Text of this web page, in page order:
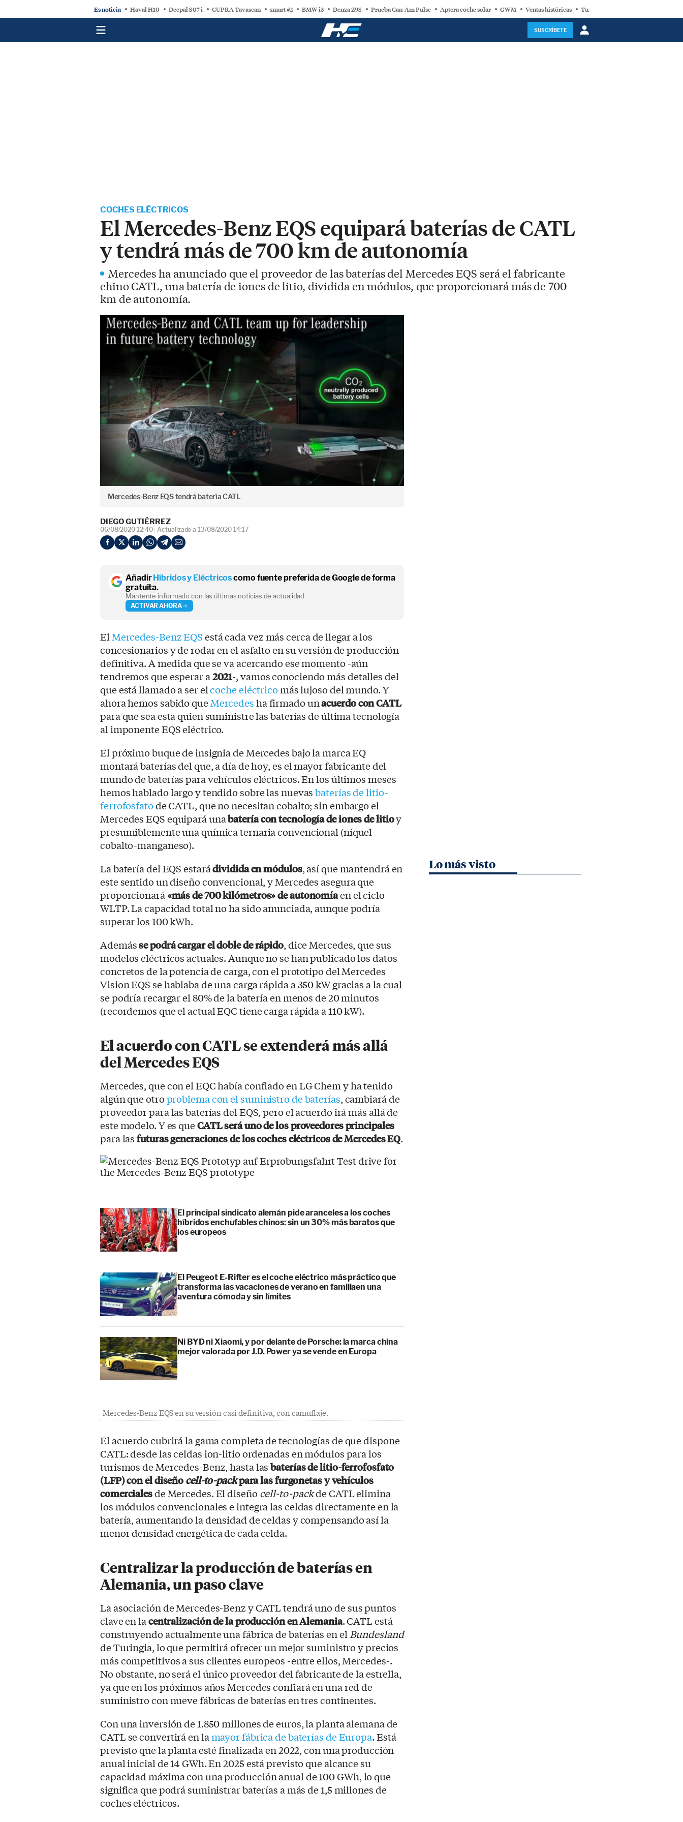
Es noticia Haval H10 Deepal S07 i CUPRA Tavascan smart #2 BMW i3 Denza Z9S Prueba Can-Am Pulse Aptera coche solar GWM Ventas históricas Turbina eólica
SUSCRÍBETE
COCHES ELÉCTRICOS
El Mercedes-Benz EQS equipará baterías de CATL
y tendrá más de 700 km de autonomía
Mercedes ha anunciado que el proveedor de las baterías del Mercedes EQS será el fabricante
chino CATL, una batería de iones de litio, dividida en módulos, que proporcionará más de 700
km de autonomía.
Mercedes-Benz EQS tendrá batería CATL
DIEGO GUTIÉRREZ
06/08/2020 12:40 Actualizado a 13/08/2020 14:17
AñadirHíbridos y Eléctricoscomo fuente preferida de Google de forma
gratuita.
Mantente informado con las últimas noticias de actualidad.
ACTIVAR AHORA
El Mercedes-Benz EQSestá cada vez más cerca de llegar a los
concesionarios y de rodar en el asfalto en su versión de producción
definitiva. A medida que se va acercando ese momento -aún
tendremos que esperar a2021-, vamos conociendo más detalles del
que está llamado a ser elcoche eléctricomás lujoso del mundo. Y
ahora hemos sabido queMercedesha firmado unacuerdo con CATL
para que sea esta quien suministre las baterías de última tecnología
al imponente EQS eléctrico.
El próximo buque de insignia de Mercedes bajo la marca EQ
montará baterías del que, a día de hoy, es el mayor fabricante del
mundo de baterías para vehículos eléctricos. En los últimos meses
hemos hablado largo y tendido sobre las nuevasbaterías de litio-
ferrofosfatode CATL, que no necesitan cobalto; sin embargo el
Mercedes EQS equipará unabatería con tecnología de iones de litioy
presumiblemente una química ternaria convencional (níquel-
cobalto-manganeso).
La batería del EQS estarádividida en módulos, así que mantendrá en
este sentido un diseño convencional, y Mercedes asegura que
proporcionará«más de 700 kilómetros» de autonomíaen el ciclo
WLTP. La capacidad total no ha sido anunciada, aunque podría
superar los 100 kWh.
Ademásse podrá cargar el doble de rápido, dice Mercedes, que sus
modelos eléctricos actuales. Aunque no se han publicado los datos
concretos de la potencia de carga, con el prototipo del Mercedes
Vision EQS se hablaba de una carga rápida a 350 kW gracias a la cual
se podría recargar el 80% de la batería en menos de 20 minutos
(recordemos que el actual EQC tiene carga rápida a 110 kW).
El acuerdo con CATL se extenderá más allá
del Mercedes EQS
Mercedes, que con el EQC había confiado en LG Chem y ha tenido
algún que otroproblema con el suministro de baterías, cambiará de
proveedor para las baterías del EQS, pero el acuerdo irá más allá de
este modelo. Y es queCATL será uno de los proveedores principales
para lasfuturas generaciones de los coches eléctricos de Mercedes EQ.
El principal sindicato alemán pide aranceles a los coches
híbridos enchufables chinos: sin un 30% más baratos que
los europeos
El Peugeot E-Rifter es el coche eléctrico más práctico que
transforma las vacaciones de verano en familiaen una
aventura cómoda y sin límites
Ni BYD ni Xiaomi, y por delante de Porsche: la marca china
mejor valorada por J.D. Power ya se vende en Europa
Mercedes-Benz EQS en su versión casi definitiva, con camuflaje.
El acuerdo cubrirá la gama completa de tecnologías de que dispone
CATL: desde las celdas ion-litio ordenadas en módulos para los
turismos de Mercedes-Benz, hasta lasbaterías de litio-ferrofosfato
(LFP) con el diseñocell-to-packpara las furgonetas y vehículos
comercialesde Mercedes. El diseño cell-to-packde CATL elimina
los módulos convencionales e integra las celdas directamente en la
batería, aumentando la densidad de celdas y compensando así la
menor densidad energética de cada celda.
Centralizar la producción de baterías en
Alemania, un paso clave
La asociación de Mercedes-Benz y CATL tendrá uno de sus puntos
clave en lacentralización de la producción en Alemania. CATL está
construyendo actualmente una fábrica de baterías en elBundesland
de Turingia, lo que permitirá ofrecer un mejor suministro y precios
más competitivos a sus clientes europeos -entre ellos, Mercedes-.
No obstante, no será el único proveedor del fabricante de la estrella,
ya que en los próximos años Mercedes confiará en una red de
suministro con nueve fábricas de baterías en tres continentes.
Con una inversión de 1.850 millones de euros, la planta alemana de
CATL se convertirá en lamayor fábrica de baterías de Europa. Está
previsto que la planta esté finalizada en 2022, con una producción
anual inicial de 14 GWh. En 2025 está previsto que alcance su
capacidad máxima con una producción anual de 100 GWh, lo que
significa que podrá suministrar baterías a más de 1,5 millones de
coches eléctricos.
Lo más visto